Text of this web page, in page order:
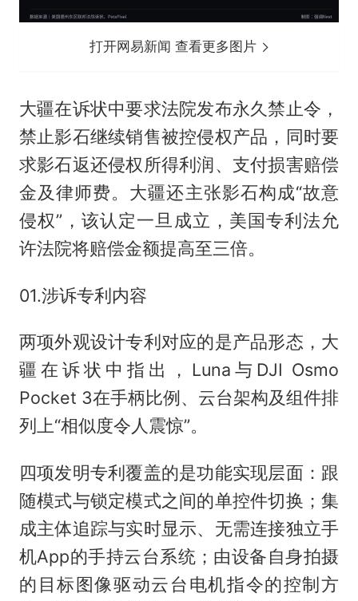
打开网易新闻 查看更多图片
大疆在诉状中要求法院发布永久禁止令，
禁止影石继续销售被控侵权产品，同时要
求影石返还侵权所得利润、支付损害赔偿
金及律师费。大疆还主张影石构成“故意
侵权”，该认定一旦成立，美国专利法允
许法院将赔偿金额提高至三倍。
01.涉诉专利内容
两项外观设计专利对应的是产品形态，大
疆在诉状中指出，Luna与DJI Osmo
Pocket 3在手柄比例、云台架构及组件排
列上“相似度令人震惊”。
四项发明专利覆盖的是功能实现层面：跟
随模式与锁定模式之间的单控件切换；集
成主体追踪与实时显示、无需连接独立手
机App的手持云台系统；由设备自身拍摄
的目标图像驱动云台电机指令的控制方